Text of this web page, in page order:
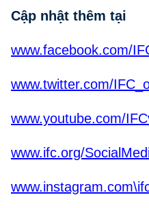
Cập nhật thêm tại
www.facebook.com/
www.twitter.com/
www.youtube.com/
www.ifc.org/